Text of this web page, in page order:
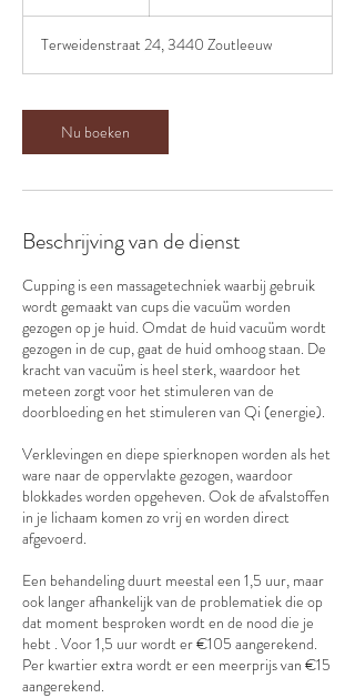
3
0
i
n
.
Terweidenstraat 24, 3440 Zoutleeuw
Nu boeken
Beschrijving van de dienst
Cupping is een massagetechniek waarbij gebruik
wordt gemaakt van cups die vacuüm worden
gezogen op je huid. Omdat de huid vacuüm wordt
gezogen in de cup, gaat de huid omhoog staan. De
kracht van vacuüm is heel sterk, waardoor het
meteen zorgt voor het stimuleren van de
doorbloeding en het stimuleren van Qi (energie).
Verklevingen en diepe spierknopen worden als het
ware naar de oppervlakte gezogen, waardoor
blokkades worden opgeheven. Ook de afvalstoffen
in je lichaam komen zo vrij en worden direct
afgevoerd.
Een behandeling duurt meestal een 1,5 uur, maar
ook langer afhankelijk van de problematiek die op
dat moment besproken wordt en de nood die je
hebt . Voor 1,5 uur wordt er €105 aangerekend.
Per kwartier extra wordt er een meerprijs van €15
aangerekend.